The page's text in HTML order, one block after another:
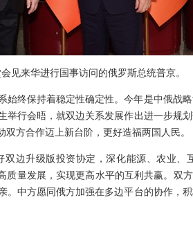
见来华进行国事访问的俄罗斯总统普京。
终保持着稳定性确定性。今年是中俄战
举行会晤，就双边关系发展作出进一步规
方合作迈上新台阶，更好造福两国人民。
边升级版投资协定，深化能源、农业、
量发展，实现更高水平的互利共赢。双
中方愿同俄方加强在多边平台的协作，